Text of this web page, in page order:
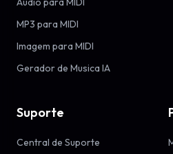
MP3 para MIDI
Imagem para MIDI
Gerador de Musica IA
Suporte
Central de Suporte